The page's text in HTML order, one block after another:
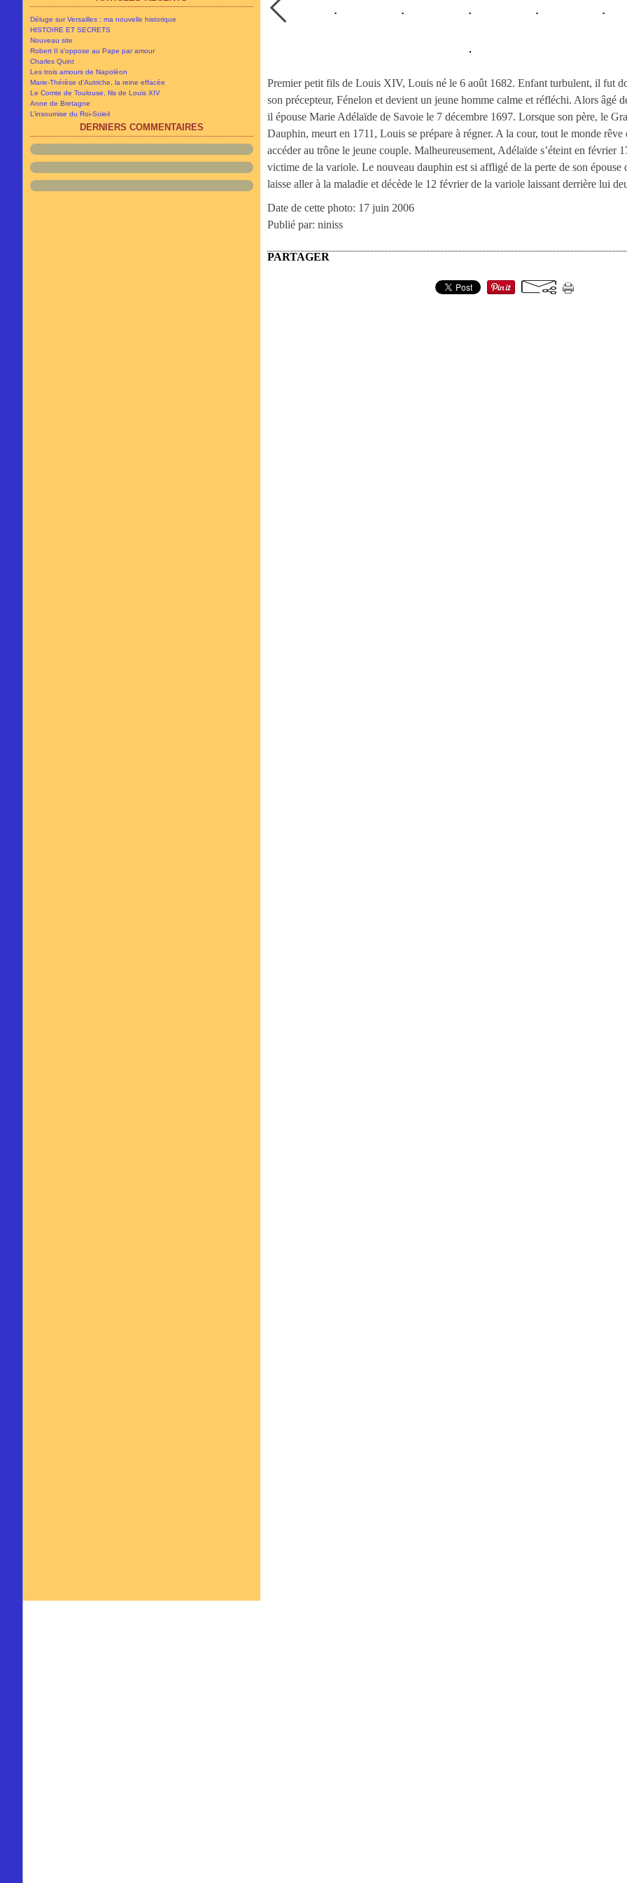
Avril(5)
(11)
Février (5)
Janvier
Novembre(8)
Octobre (13)
Septembre(34)
(13)
Juillet
(19)
Juin (59)
Déluge sur Versailles : ma nouvelle historique
HISTOIRE ET SECRETS
Nouveau site
Robert II s'oppose au Pape par amour
Charles Quint
Les trois amours de Napoléon
Marie-Thérèse d'Autriche, la reine effacée
Le Comte de Toulouse, fils de Louis XIV
Anne de Bretagne
L’insoumise du Roi-Soleil
DERNIERS COMMENTAIRES
Premier petit fils de Louis XIV, Louis né le 6 août 1682. Enfant turbulent, il fut
son précepteur, Fénelon et devient un jeune homme calme et réfléchi. Alors âgé
il épouse Marie Adélaïde de Savoie le 7 décembre 1697. Lorsque son père, le
Dauphin, meurt en 1711, Louis se prépare à régner. A la cour, tout le monde rêve
accéder au trône le jeune couple. Malheureusement, Adélaïde s’éteint en février
victime de la variole. Le nouveau dauphin est si affligé de la perte de son épouse
laisse aller à la maladie et décède le 12 février de la variole laissant derrière lui
Date de cette photo: 17 juin 2006
Publié par: niniss
PARTAGER